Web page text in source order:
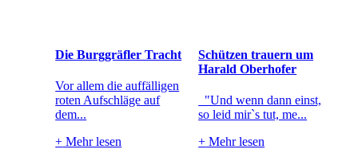
Die Burggräfler Tracht
Vor allem die auffälligen
roten Aufschläge auf
dem...
+ Mehr lesen
Schützen trauern um
Harald Oberhofer
"Und wenn dann einst,
so leid mir`s tut, me...
+ Mehr lesen